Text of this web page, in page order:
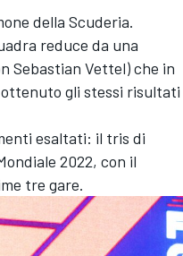
della Scuderia.
reduce da una
Sebastian Vettel) che in
gli stessi risultati
esaltati: il tris di
2022, con il
tre gare.